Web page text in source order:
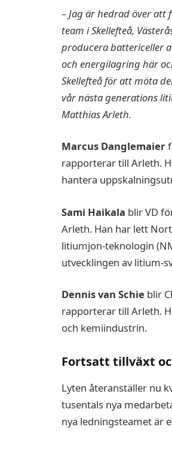
– Jag är hedrad över att
team i Skellefteå,
producera battericeller
och energilagring här
Skellefteå för att möta
vår nästa generations
Matthias Arleth.
Marcus Danglemaier
rapporterar till Arleth.
hantera
Sami Haikala blir VD
Arleth. Han har lett
litiumjon-teknologin
utvecklingen av litium-
Dennis van Schie blir
rapporterar till Arleth.
och kemiindustrin.
Fortsatt tillväxt
Lyten återanställer nu
tusentals nya
nya ledningsteamet är